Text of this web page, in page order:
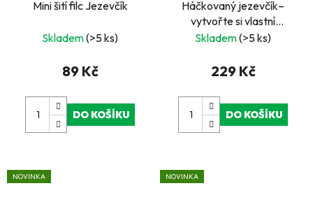
Mini šití filc Jezevčík
Skladem(>5 ks)
89 Kč
DO KOŠÍKU
Háčkovaný jezevčík–
vytvořte si vlastní
dekoraci
Skladem(>5 ks)
229 Kč
DO KOŠÍKU
NOVINKA NOVINKA